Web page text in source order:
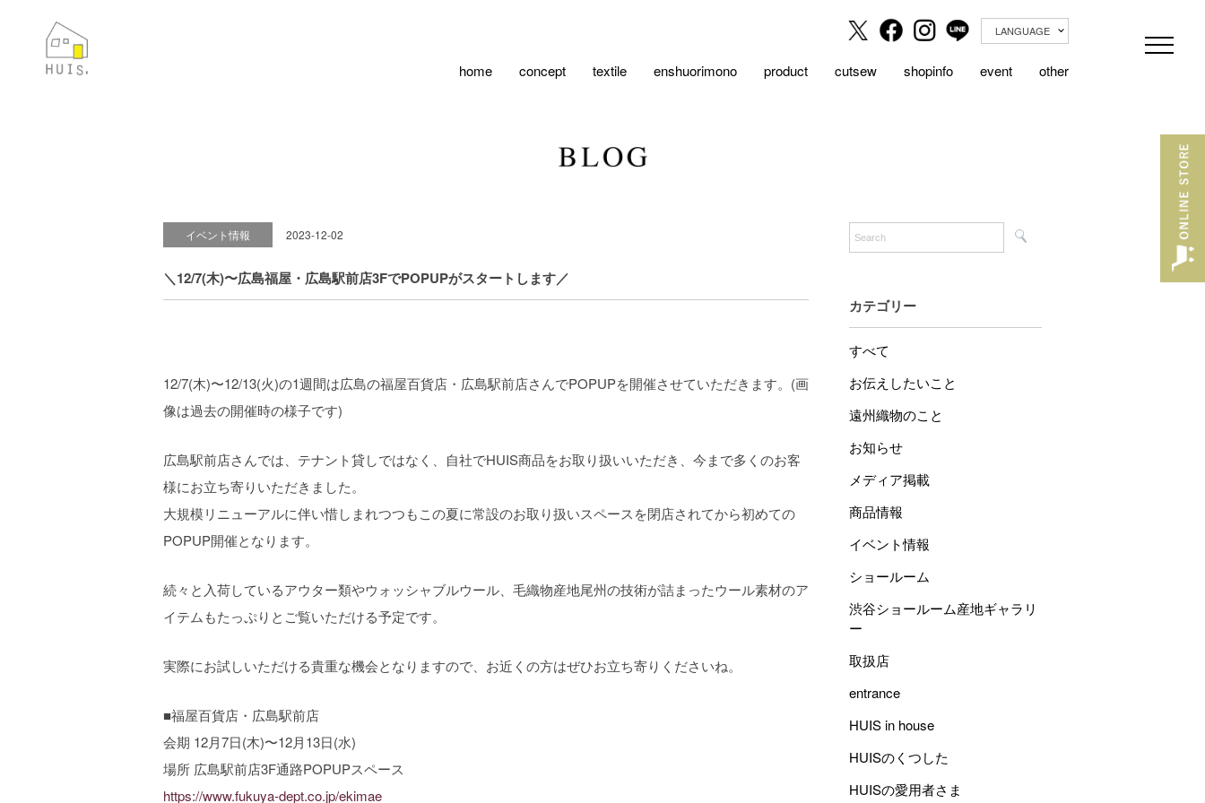
LANGUAGE
home concept textile enshuorimono product cutsew shopinfo event other
イベント情報 2023-12-02
＼12/7(木)〜広島福屋・広島駅前店3FでPOPUPがスタートします／
12/7(木)〜12/13(火)の1週間は広島の福屋百貨店・広島駅前店さんでPOPUPを開催させていただきます。(画
像は過去の開催時の様子です)
広島駅前店さんでは、テナント貸しではなく、自社でHUIS商品をお取り扱いいただき、今まで多くのお客
様にお立ち寄りいただきました。
大規模リニューアルに伴い惜しまれつつもこの夏に常設のお取り扱いスペースを閉店されてから初めての
POPUP開催となります。
続々と入荷しているアウター類やウォッシャブルウール、毛織物産地尾州の技術が詰まったウール素材のア
イテムもたっぷりとご覧いただける予定です。
実際にお試しいただける貴重な機会となりますので、お近くの方はぜひお立ち寄りくださいね。
■福屋百貨店・広島駅前店
会期 12月7日(木)〜12月13日(水)
場所 広島駅前店3F通路POPUPスペース
https://www.fukuya-dept.co.jp/ekimae
カテゴリー
すべて
お伝えしたいこと
遠州織物のこと
お知らせ
メディア掲載
商品情報
イベント情報
ショールーム
渋谷ショールーム産地ギャラリ
ー
取扱店
entrance
HUIS in house
HUISのくつした
HUISの愛用者さま